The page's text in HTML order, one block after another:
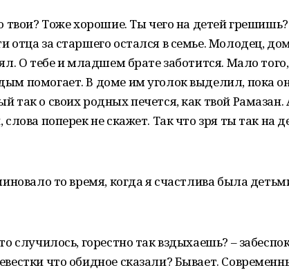
твои? Тоже хорошие. Ты чего на детей
отца за старшего остался в семье. Молодец,
О тебе и младшем брате заботится. Мало
помогает. В доме им уголок выделил, пока
так о своих родных печется, как твой Рамазан.
слова поперек не скажет. Так что зря ты так на
то время, когда я счастлива была
случилось, горестно так вздыхаешь? –
что обидное сказали? Бывает.